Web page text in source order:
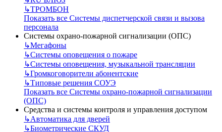
↳ТРОМБОН
Показать все Системы диспетчерской связи и вызова
персонала
Системы охрано-пожарной сигнализации (ОПС)
↳Мегафоны
↳Системы оповещения о пожаре
↳Системы оповещения, музыкальной трансляции
↳Громкоговорители абонентские
↳Типовые решения СОУЭ
Показать все Системы охрано-пожарной сигнализации
(ОПС)
Средства и системы контроля и управления доступом
↳Автоматика для дверей
↳Биометрические СКУД